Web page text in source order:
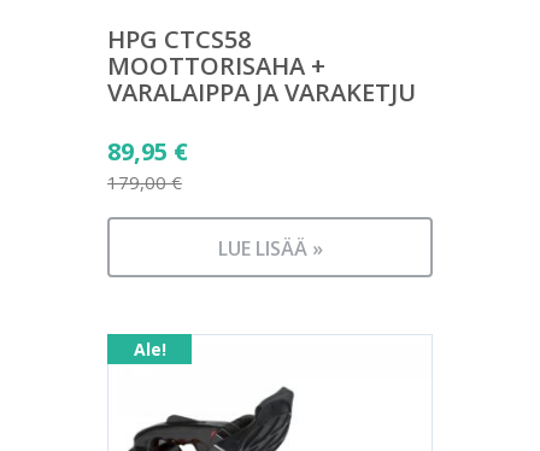
HPG CTCS58
MOOTTORISAHA +
VARALAIPPA JA VARAKETJU
179,00€
Alkuperäinen
hinta
oli:
89,95 €
Nykyinen
on:
LUE LISÄÄ »
Ale!